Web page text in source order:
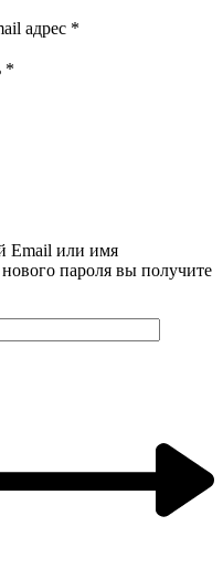
адрес *
*
Email или имя
пароля вы получите